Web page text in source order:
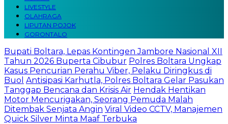
LIVESTYLE
OLAHRAGA
LIPUTAN POJOK
GORONTALO
Bupati Boltara, Lepas Kontingen Jambore Nasional XII
Tahun 2026 Buperta Cibubur Polres Boltara Ungkap
Kasus Pencurian Perahu Viber, Pelaku Diringkus di
Buol Antisipasi Karhutla, Polres Boltara Gelar Pasukan
Tanggap Bencana dan Krisis Air Hendak Hentikan
Motor Mencurigakan, Seorang Pemuda Malah
Ditembak Senjata Angin Viral Video CCTV, Manajemen
Quick Silver Minta Maaf Terbuka